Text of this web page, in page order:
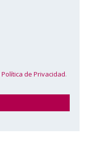
Política de Privacidad.